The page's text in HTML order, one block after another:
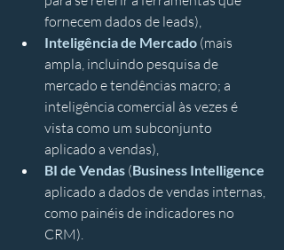
fornecem dados de leads),
Inteligência de Mercado (mais
ampla, incluindo pesquisa de
mercado e tendências macro; a
inteligência comercial às vezes é
vista como um subconjunto
aplicado a vendas),
BI de Vendas (Business Intelligence
aplicado a dados de vendas internas,
como painéis de indicadores no
CRM).